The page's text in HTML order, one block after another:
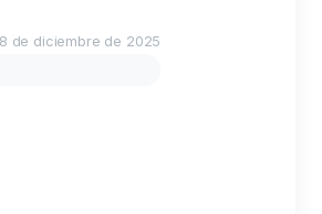
8 de diciembre de 2025